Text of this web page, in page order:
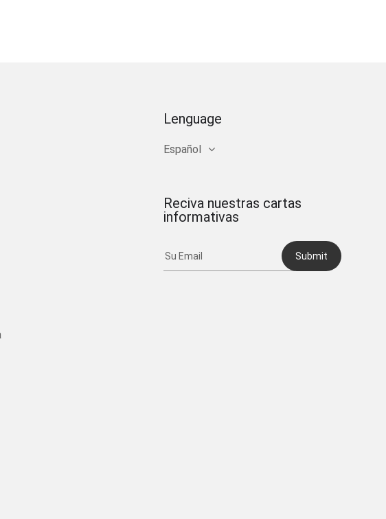
Lenguage
Español
Reciva nuestras cartas
informativas
Submit